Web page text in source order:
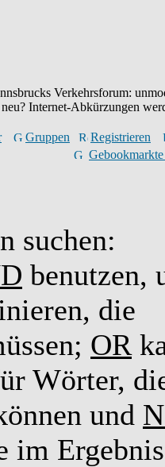
Verkehrsforum:
Internet-Abkürzungen
Gruppen
Registrieren
suchen:
benutzen,
die
OR
Wörter,
und
im Ergebnis